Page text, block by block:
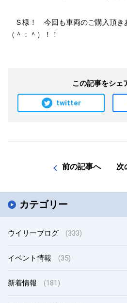
カテゴリー
ウイリーブログ (333)
イベント情報 (35)
新着情報 (181)
Ｓ様！ 今回も車両のご購入頂き
（＾：＾）！！
この記事をシェ
twitter
前の記事へ 次